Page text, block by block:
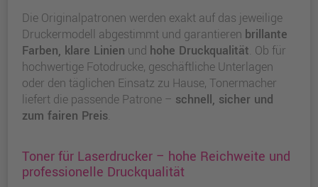
Die Originalpatronen werden exakt auf das jeweilige
Druckermodell abgestimmt und garantieren brillante
Farben, klare Linien und hohe Druckqualität. Ob für
hochwertige Fotodrucke, geschäftliche Unterlagen
oder den täglichen Einsatz zu Hause, Tonermacher
liefert die passende Patrone – schnell, sicher und
zum fairen Preis.
Toner für Laserdrucker – hohe Reichweite und
professionelle Druckqualität